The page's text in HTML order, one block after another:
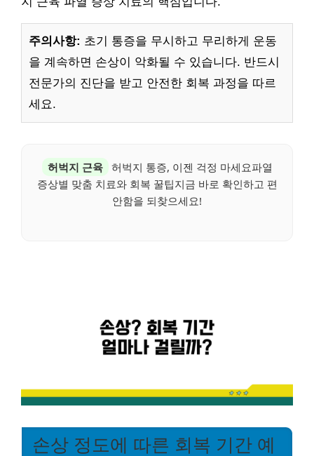
주의사항: 초기 통증을 무시하고 무리하게 운동
을 계속하면 손상이 악화될 수 있습니다. 반드시
전문가의 진단을 받고 안전한 회복 과정을 따르
세요.
허벅지 근육
허벅지 통증, 이젠 걱정 마세요파열
증상별 맞춤 치료와 회복 꿀팁지금 바로 확인하고 편
안함을 되찾으세요!
손상 정도에 따른 회복 기간 예